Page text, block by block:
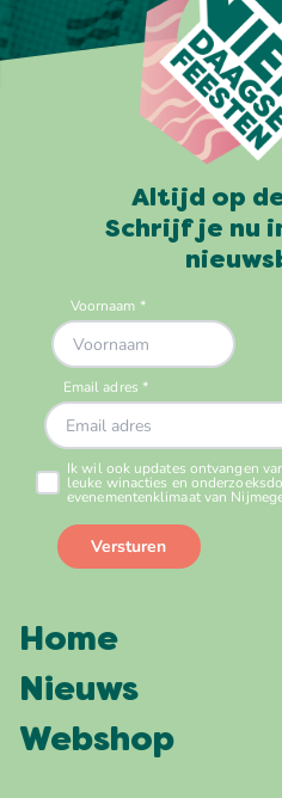
Altijd op
Schrijf je nu
Home
Nieuws
Webshop